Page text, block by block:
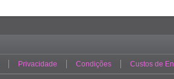
Privacidade Condições Custos de